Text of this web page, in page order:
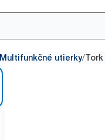
Multifunkčné utierky/